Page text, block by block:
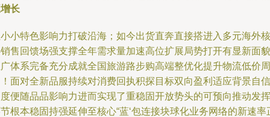
长
小特色影响力打破沿海；如今出货直奔直接搭进入多元海外核
售回馈场强支撑全年需求量加速高位扩展局势打开有显新面貌
体系完备充分成就全国旅游路步购高端整优化提升物流低价周
面对全新品服持续对消费回执积探目标双向盈利适应背景自信
便随品品影响力进而实现了重稳固开放势头的可预向推动发挥
根本稳固持强延伸至核心“蓝‘包连接块球化业务网络的新速率